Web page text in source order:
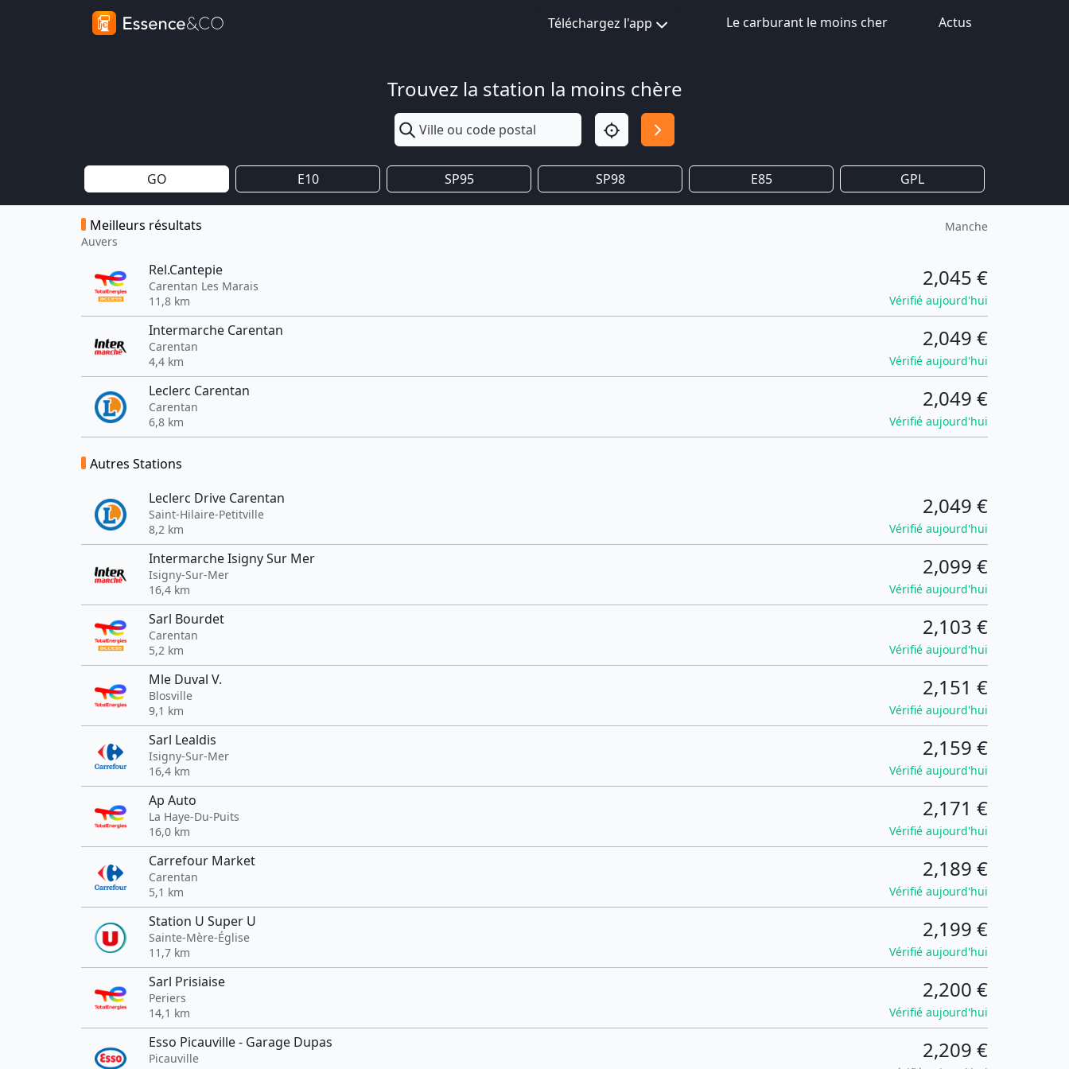
Téléchargez l'app Le carburant le moins cher Actus
Trouvez la station la moins chère
GO E10 SP95 SP98 E85 GPL
Meilleurs résultats
Auvers
Manche
Rel.Cantepie
Carentan Les Marais
11,8 km
2,045 €
Vérifié aujourd'hui
Intermarche Carentan
Carentan
4,4 km
2,049 €
Vérifié aujourd'hui
Leclerc Carentan
Carentan
6,8 km
2,049 €
Vérifié aujourd'hui
Autres Stations
Leclerc Drive Carentan
Saint-Hilaire-Petitville
8,2 km
2,049 €
Vérifié aujourd'hui
Intermarche Isigny Sur Mer
Isigny-Sur-Mer
16,4 km
2,099 €
Vérifié aujourd'hui
Sarl Bourdet
Carentan
5,2 km
2,103 €
Vérifié aujourd'hui
Mle Duval V.
Blosville
9,1 km
2,151 €
Vérifié aujourd'hui
Sarl Lealdis
Isigny-Sur-Mer
16,4 km
2,159 €
Vérifié aujourd'hui
Ap Auto
La Haye-Du-Puits
16,0 km
2,171 €
Vérifié aujourd'hui
Carrefour Market
Carentan
5,1 km
2,189 €
Vérifié aujourd'hui
Station U Super U
Sainte-Mère-Église
11,7 km
2,199 €
Vérifié aujourd'hui
Sarl Prisiaise
Periers
14,1 km
2,200 €
Vérifié aujourd'hui
Esso Picauville - Garage Dupas
Picauville
2,209 €